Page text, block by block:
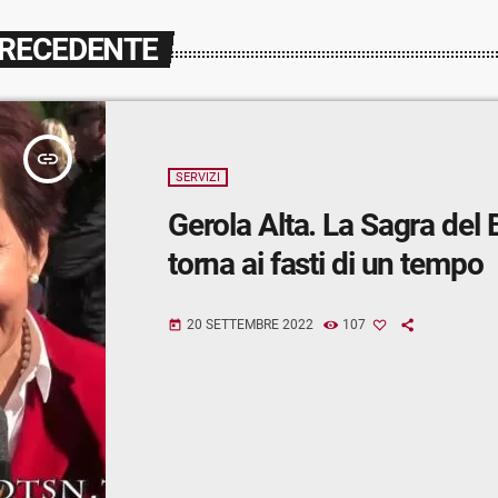
insert_link
SERVIZI
Gerola Alta. La Sagra del
torna ai fasti di un tempo
today 20 SETTEMBRE 2022 107